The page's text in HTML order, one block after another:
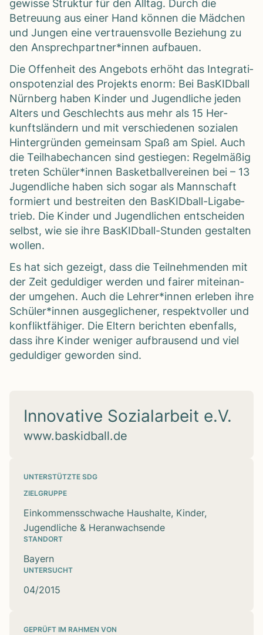
gewisse Struk­tur für den All­tag. Durch die
Betreu­ung aus einer Hand kön­nen die Mäd­chen
und Jun­gen eine ver­trau­ens­volle Bezie­hung zu
den Ansprechpartner*innen auf­bauen.
Die Offen­heit des Ange­bots erhöht das Inte­gra­ti­
ons­po­ten­zial des Pro­jekts enorm: Bei Bas­KID­ball
Nürn­berg haben Kin­der und Jugend­li­che jeden
Alters und Geschlechts aus mehr als 15 Her­
kunfts­län­dern und mit ver­schie­de­nen sozia­len
Hin­ter­grün­den gemein­sam Spaß am Spiel. Auch
die Teil­ha­be­chan­cen sind gestie­gen: Regel­mä­ßig
tre­ten Schüler*innen Bas­ket­ball­ver­ei­nen bei – 13
Jugend­li­che haben sich sogar als Mann­schaft
for­miert und bestrei­ten den Bas­KID­ball-Liga­be­
trieb. Die Kin­der und Jugend­li­chen ent­schei­den
selbst, wie sie ihre Bas­KID­ball-Stun­den gestal­ten
wol­len.
Es hat sich gezeigt, dass die Teil­neh­men­den mit
der Zeit gedul­di­ger wer­den und fai­rer mit­ein­an­
der umge­hen. Auch die Lehrer*innen erle­ben ihre
Schüler*innen aus­ge­gli­che­ner, respekt­vol­ler und
kon­flikt­fä­hi­ger. Die Eltern berich­ten eben­falls,
dass ihre Kin­der weni­ger auf­brau­send und viel
gedul­di­ger gewor­den sind.
Innovative Sozialarbeit e.V.
www.baskidball.de
UNTERSTÜTZTE SDG
ZIELGRUPPE
Einkommensschwache Haushalte, Kinder,
Jugendliche & Heranwachsende
STANDORT
Bayern
UNTERSUCHT
04/2015
GEPRÜFT IM RAHMEN VON